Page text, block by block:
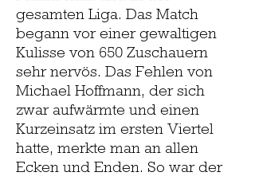
gesamten Liga. Das Match
begann vor einer gewaltigen
Kulisse von 650 Zuschauern
sehr nervös. Das Fehlen von
Michael Hoffmann, der sich
zwar aufwärmte und einen
Kurzeinsatz im ersten Viertel
hatte, merkte man an allen
Ecken und Enden. So war der